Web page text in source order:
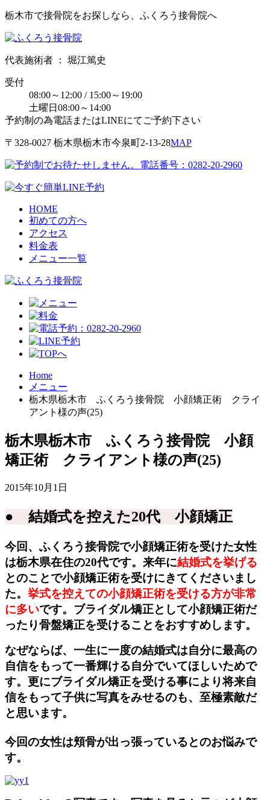
栃木市で接骨院をお探しなら、ふくろう接骨院へ
代表施術者 ： 堀江篤史
受付
08:00～12:00 / 15:00～19:00
土曜日08:00～14:00
予約制の為電話またはLINEにてご予約下さい
〒328-0027 栃⽊県栃⽊市今泉町2-13-28MAP
HOME
初めての方へ
アクセス
料金表
メニュー一覧
Home
メニュー
栃木県栃木市 ふくろう接骨院 小顔矯正術 クライ
アント様の声(25)
栃木県栃木市 ふくろう接骨院 小顔
矯正術 クライアント様の声(25)
2015年10月1日
● 結婚式を控えた20代 小顔矯正
今回、 ふくろう接骨院で小顔矯正術を受けた女性
は栃木県在住の20代です。 来年に結婚式を挙げる
とのことで小顔矯正術を受けにきてくださいまし
た。 挙式を控えての小顔矯正術を受ける方が非常
に多いです。ブライダル矯正として小顔矯正術だ
ったり骨盤矯正を受けることをおすすめします。
なぜならば、一生に一度の結婚式は自分に最高の
自信をもって一番輝ける自分でいてほしいためで
す。更にブライダル矯正を受ける事により将来自
信をもって子供に写真をみせるのも、至極素敵だ
と思います。
今回の女性は頬骨が出っ張っているとのお悩みで
す。